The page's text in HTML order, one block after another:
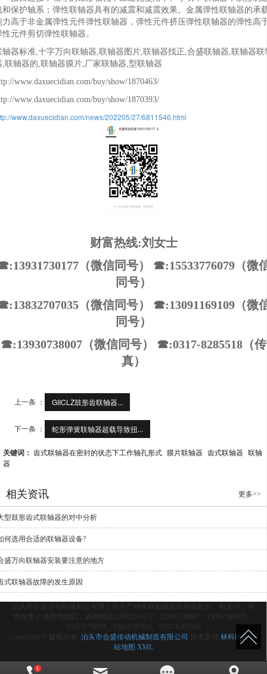
和保护轴系；弹性联轴器具有的减震和减震效果。金属弹性联轴器的承
力高于非金属弹性元件弹性联轴器，弹性元件挤压弹性联轴器的弹性高
性元件剪切弹性联轴器。
轴器标准,十字万向联轴器,联轴器图片,联轴器找正,合盛联轴器,联轴器联
,联轴器的,联轴器膜片,厂家联轴器,型联轴器
www.daxuecidian.com/buy/show/1870463/
www.daxuecidian.com/buy/show/1870393/
www.daxuecidian.com/news/202205/27/6811546.html
财富热线:刘女士
（微信同号） ☎:15533776079（微
同号）
（微信同号） ☎:13091169109（微
同号）
☎:13930738007（微信同号） ☎:0317-8285518（传
真）
上一条 ： GIICLZ鼓形齿联轴器...
下一条 ： 蛇形弹簧联轴器超载导致扭...
关键词： 齿式联轴器在密封的状态下工作轴孔形式 膜片联轴器 齿式联轴器 联轴
器
相关资讯 更多>>
型鼓形齿式联轴器的对中分析
何选用合适的联轴器设备?
盛万向联轴器安装要注意的地方
式联轴器故障的发生原因
泊头市合盛传动机械制造有限公司生产销售联轴器及联轴器配件、机架等。有
意向客户请咨询我们，咨询电话13931730177、13930738007、13091169109、
15533776079、13832707035、0317-8285518
CopyRight © 版权所有: 泊头市合盛传动机械制造有限公司 技术支持: 林科网络 网
站地图 XML